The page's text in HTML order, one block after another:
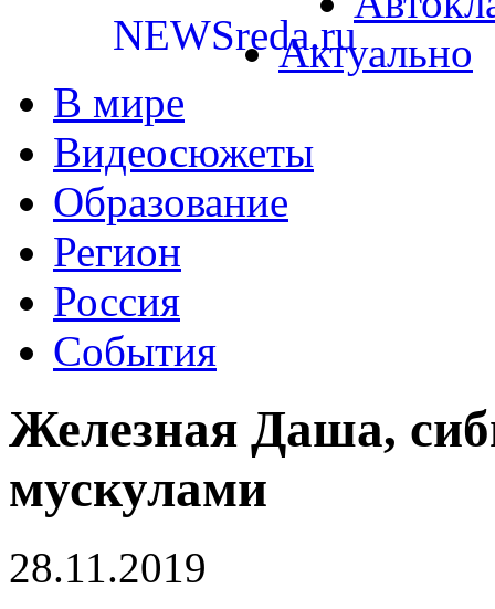
Актуально
В мире
Видеосюжеты
Образование
Регион
Россия
События
Железная Даша,
мускулами
28.11.2019